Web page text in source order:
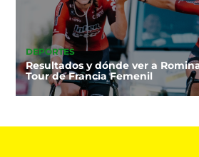
DEPORTES
Resultados y dónde ver a
Tour de Francia Femenil